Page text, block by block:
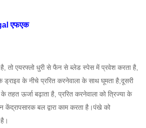
एफएक
तो एयरफ्लो धुरी से फैन से ब्लेड स्पेस में प्रवेश करता है,
ड्राइव के नीचे प्ररित करनेवाला के साथ घूमता है;दूसरी
तहत ऊर्जा बढ़ाता है, प्ररित करनेवाला को त्रिज्या के
केंद्रापसारक बल द्वारा काम करता है।पंखे को